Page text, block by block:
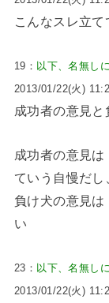
こんなスレ立
19： 以下、名無し
2013/01/22(火)
成功者の意見
成功者の意見
ていう自慢だし
負け犬の意見
い
23： 以下、名無し
2013/01/22(火)